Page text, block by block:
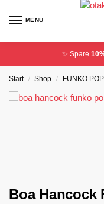
MENU
✨ Spare
Start / Shop / FUNKO
Boa Hancock